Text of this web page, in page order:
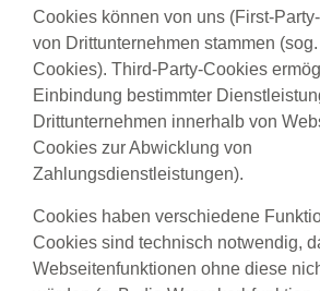
Cookies können von uns (First-
von Drittunternehmen stammen
Cookies). Third-Party-Cookies
Einbindung bestimmter
Drittunternehmen innerhalb von
Cookies zur Abwicklung von
Zahlungsdienstleistungen).
Cookies haben verschiedene
Cookies sind technisch notwendig,
Webseitenfunktionen ohne diese